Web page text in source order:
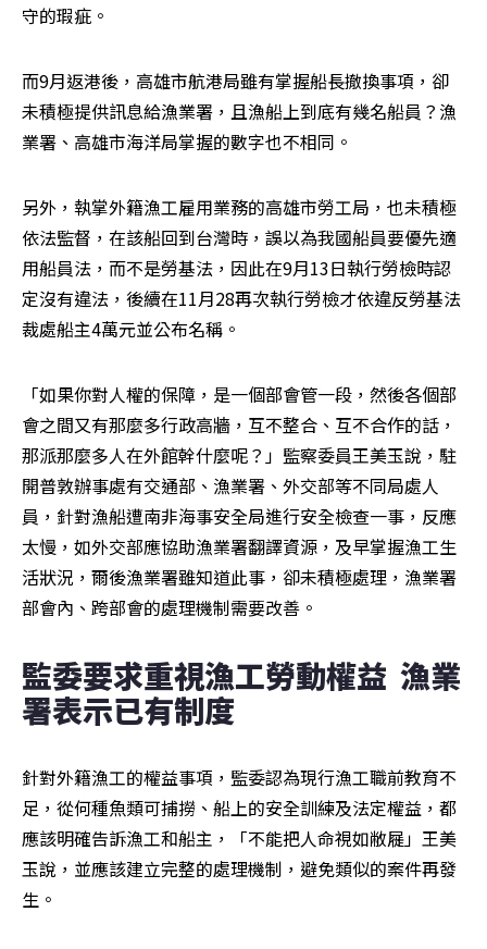
守的瑕疵。
而9月返港後，高雄市航港局雖有掌握船長撤換事項，卻
未積極提供訊息給漁業署，且漁船上到底有幾名船員？漁
業署、高雄市海洋局掌握的數字也不相同。
另外，執掌外籍漁工雇用業務的高雄市勞工局，也未積極
依法監督，在該船回到台灣時，誤以為我國船員要優先適
用船員法，而不是勞基法，因此在9月13日執行勞檢時認
定沒有違法，後續在11月28再次執行勞檢才依違反勞基法
裁處船主4萬元並公布名稱。
「如果你對人權的保障，是一個部會管一段，然後各個部
會之間又有那麼多行政高牆，互不整合、互不合作的話，
那派那麼多人在外館幹什麼呢？」監察委員王美玉說，駐
開普敦辦事處有交通部、漁業署、外交部等不同局處人
員，針對漁船遭南非海事安全局進行安全檢查一事，反應
太慢，如外交部應協助漁業署翻譯資源，及早掌握漁工生
活狀況，爾後漁業署雖知道此事，卻未積極處理，漁業署
部會內、跨部會的處理機制需要改善。
監委要求重視漁工勞動權益  漁業
署表示已有制度
針對外籍漁工的權益事項，監委認為現行漁工職前教育不
足，從何種魚類可捕撈、船上的安全訓練及法定權益，都
應該明確告訴漁工和船主，「不能把人命視如敝屣」王美
玉說，並應該建立完整的處理機制，避免類似的案件再發
生。